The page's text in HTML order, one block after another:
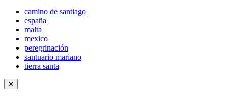
camino de santiago
españa
malta
mexico
peregrinación
santuario mariano
tierra santa
✕